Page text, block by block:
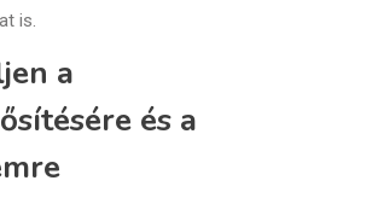
is.
a
és a